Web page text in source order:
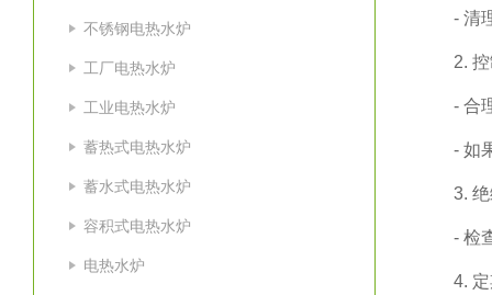
不锈钢电热水炉
工厂电热水炉
工业电热水炉
蓄热式电热水炉
蓄水式电热水炉
容积式电热水炉
电热水炉
- 清
2.
- 合
- 如
3.
- 检
4.